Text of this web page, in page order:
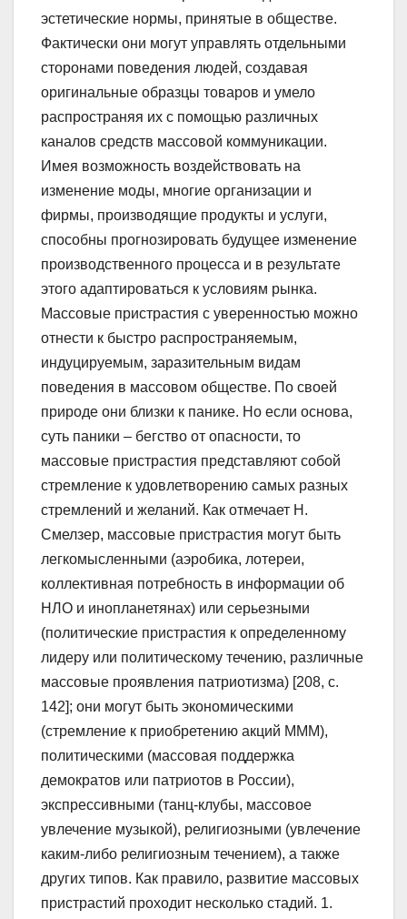
эстетические нормы, принятые в обществе.
Фактически они могут управлять отдельными
сторонами поведения людей, создавая
оригинальные образцы товаров и умело
распространяя их с помощью различных
каналов средств массовой коммуникации.
Имея возможность воздействовать на
изменение моды, многие организации и
фирмы, производящие продукты и услуги,
способны прогнозировать будущее изменение
производственного процесса и в результате
этого адаптироваться к условиям рынка.
Массовые пристрастия с уверенностью можно
отнести к быстро распространяемым,
индуцируемым, заразительным видам
поведения в массовом обществе. По своей
природе они близки к панике. Но если основа,
суть паники – бегство от опасности, то
массовые пристрастия представляют собой
стремление к удовлетворению самых разных
стремлений и желаний. Как отмечает Н.
Смелзер, массовые пристрастия могут быть
легкомысленными (аэробика, лотереи,
коллективная потребность в информации об
НЛО и инопланетянах) или серьезными
(политические пристрастия к определенному
лидеру или политическому течению, различные
массовые проявления патриотизма) [208, с.
142]; они могут быть экономическими
(стремление к приобретению акций МММ),
политическими (массовая поддержка
демократов или патриотов в России),
экспрессивными (танц-клубы, массовое
увлечение музыкой), религиозными (увлечение
каким-либо религиозным течением), а также
других типов. Как правило, развитие массовых
пристрастий проходит несколько стадий. 1.